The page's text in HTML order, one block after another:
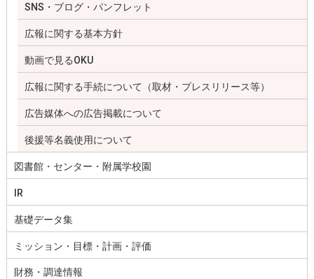
SNS・ブログ・パンフレット
広報に関する基本方針
動画で見るOKU
広報に関する手続について（取材・プレスリリース等）
広告媒体への広告掲載について
後援等名義使用について
図書館・センター・附属学校園
IR
基礎データ集
ミッション・目標・計画・評価
財務・調達情報